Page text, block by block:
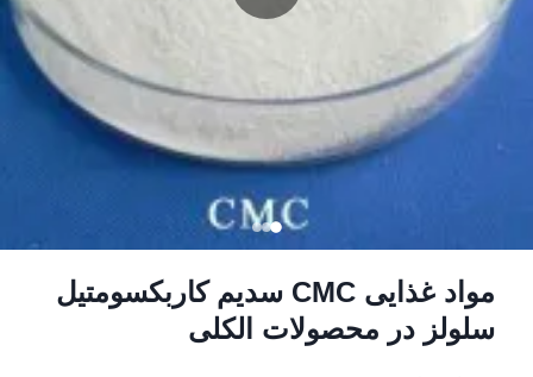
مواد غذایی CMC سدیم کاربکسومتیل
سلولز در محصولات الکلی